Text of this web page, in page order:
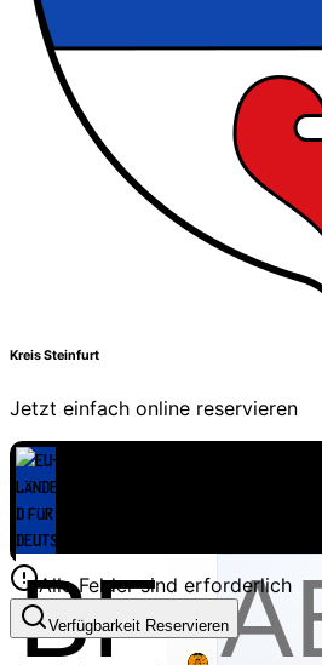
Kreis Steinfurt
Jetzt einfach online reservieren
Alle Felder sind erforderlich
Verfügbarkeit Reservieren